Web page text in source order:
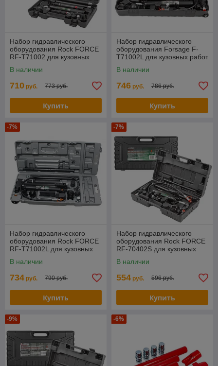
Набор гидравлического
оборудования Rock FORCE
RF-T71002 для кузовных
В наличии
710 руб. 773 руб.
Купить
Набор гидравлического
оборудования Forsage F-
T71002L для кузовных работ
В наличии
746 руб. 786 руб.
Купить
-7%
Набор гидравлического
оборудования Rock FORCE
RF-T71002L для кузовных
колесах
В наличии
734 руб. 790 руб.
Купить
-7%
Набор гидравлического
оборудования Rock FORCE
RF-70402S для кузовных
В наличии
554 руб. 596 руб.
Купить
-9% -6%